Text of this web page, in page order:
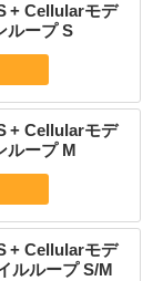
+ Cellularモデ
ループ S
+ Cellularモデ
ループ M
+ Cellularモデ
ルループ S/M